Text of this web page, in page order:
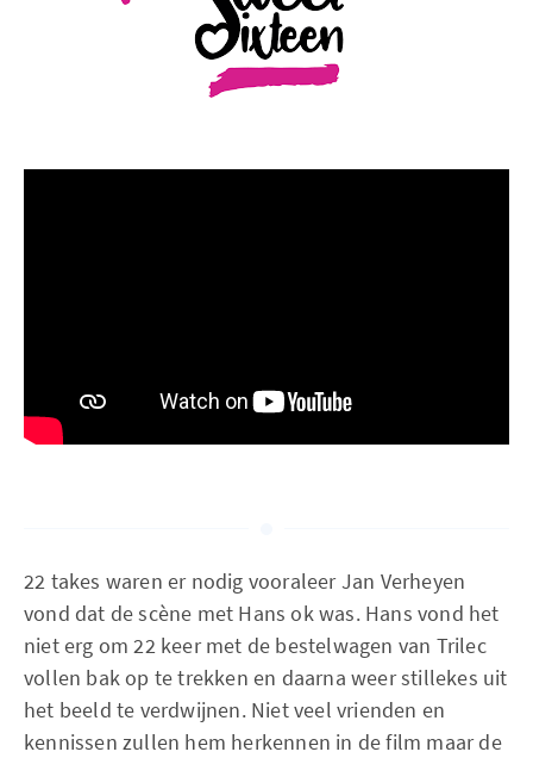
22 takes waren er nodig vooraleer Jan Verheyen
vond dat de scène met Hans ok was. Hans vond het
niet erg om 22 keer met de bestelwagen van Trilec
vollen bak op te trekken en daarna weer stillekes uit
het beeld te verdwijnen. Niet veel vrienden en
kennissen zullen hem herkennen in de film maar de